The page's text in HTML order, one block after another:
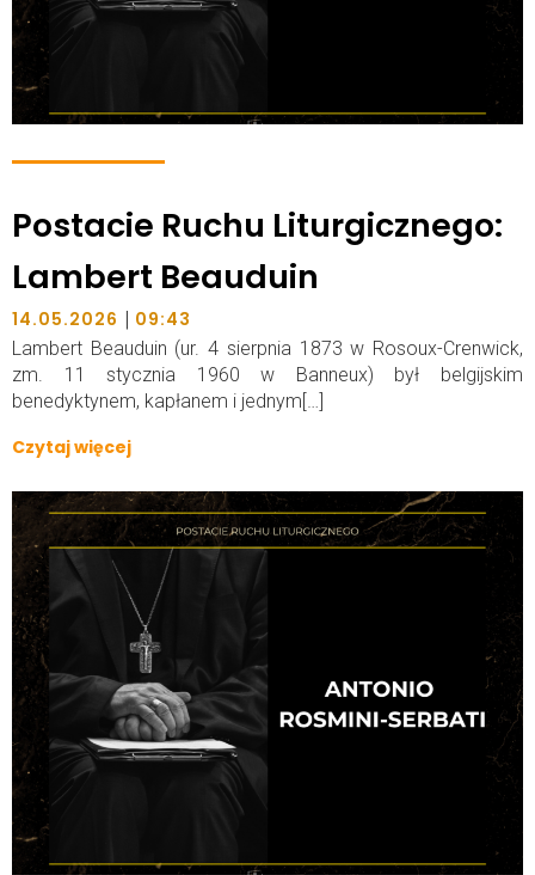
Postacie Ruchu Liturgicznego:
Lambert Beauduin
14.05.2026 | 09:43
Lambert Beauduin (ur. 4 sierpnia 1873 w Rosoux-Crenwick,
zm. 11 stycznia 1960 w Banneux) był belgijskim
benedyktynem, kapłanem i jednym[…]
Czytaj więcej